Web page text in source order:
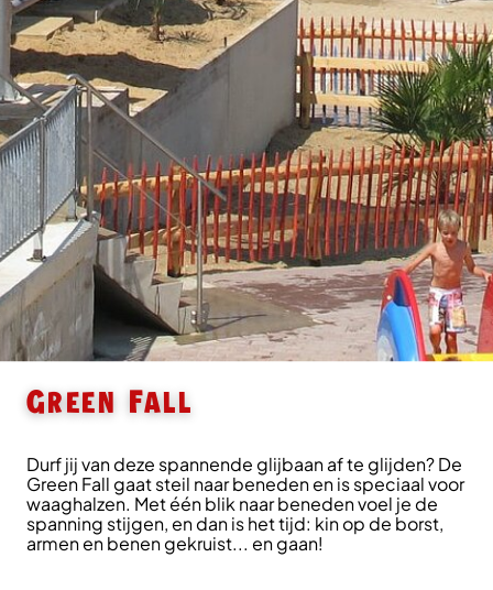
Green Fall
Durf jij van deze spannende glijbaan af te glijden? De
Green Fall gaat steil naar beneden en is speciaal voor
waaghalzen. Met één blik naar beneden voel je de
spanning stijgen, en dan is het tijd: kin op de borst,
armen en benen gekruist... en gaan!